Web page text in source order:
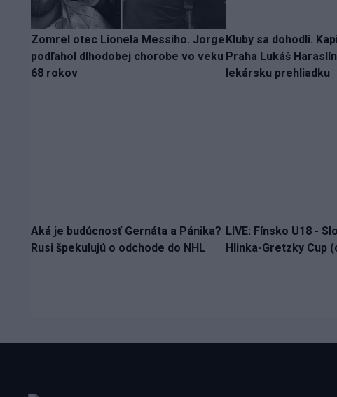
Zomrel otec Lionela Messiho. Jorge
podľahol dlhodobej chorobe vo veku
68 rokov
Kluby sa dohodli.
Praha Lukáš
lekársku prehliadku
Aká je budúcnosť Gernáta a Pánika?
Rusi špekulujú o odchode do NHL
LIVE: Fínsko U18 -
Hlinka-Gretzky Cup